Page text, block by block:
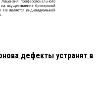
дефекты устранят в